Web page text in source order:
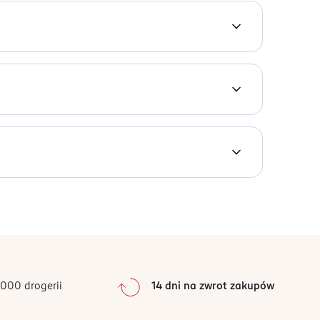
Doskonale sprawdzają się jako
0%
drogerii 14 dni na zwrot zakupów